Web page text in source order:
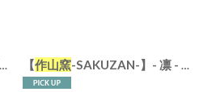
【作山窯-SAKUZAN-】- 凛 - 平皿 M (φ19.5） L(φ26）紺吹き 日本製 陶器 美濃焼 Nature Ave.オリジナル